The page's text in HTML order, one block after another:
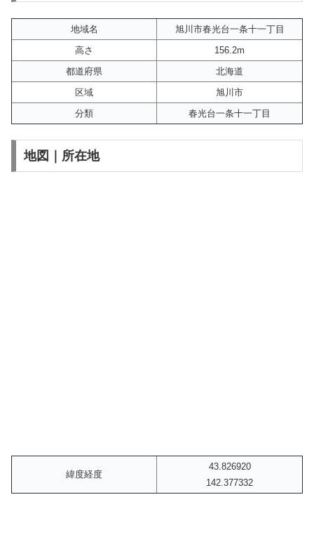
地域名
旭川市春光台一条十一丁目
高さ
156.2m
都道府県
北海道
区域
旭川市
分類
春光台一条十一丁目
地図｜所在地
緯度経度
43.826920
142.377332